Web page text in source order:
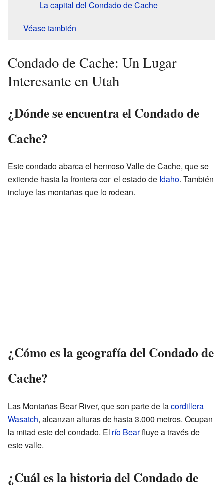
La capital del Condado de Cache
Véase también
Condado de Cache: Un Lugar
Interesante en Utah
¿Dónde se encuentra el Condado de
Cache?
Este condado abarca el hermoso Valle de Cache, que se
extiende hasta la frontera con el estado de Idaho. También
incluye las montañas que lo rodean.
¿Cómo es la geografía del Condado de
Cache?
Las Montañas Bear River, que son parte de lacordillera
Wasatch, alcanzan alturas de hasta 3.000 metros. Ocupan
la mitad este del condado. El río Bearfluye a través de
este valle.
¿Cuál es la historia del Condado de